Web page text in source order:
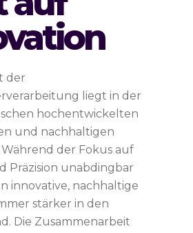
der
liegt in der
hochentwickelten
und nachhaltigen
Während der Fokus auf
Präzision unabdingbar
innovative, nachhaltige
stärker in den
Die Zusammenarbeit